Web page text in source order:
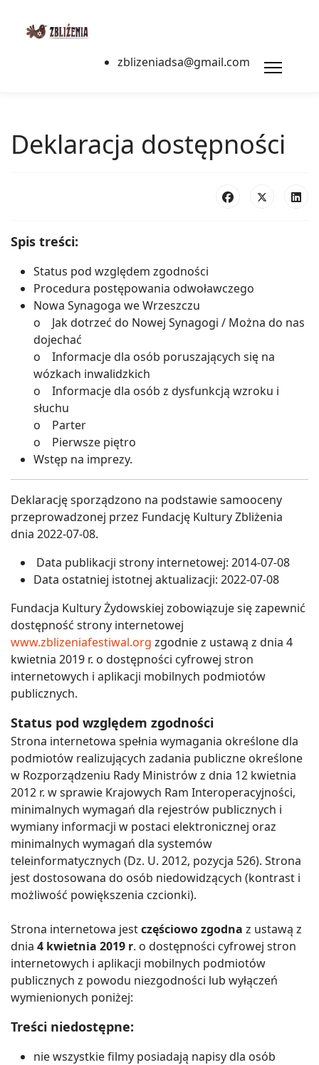
zblizeniadsa@gmail.com
Deklaracja dostępności
Spis treści:
Status pod względem zgodności
Procedura postępowania odwoławczego
Nowa Synagoga we Wrzeszczu
o Jak dotrzeć do Nowej Synagogi / Można do nas
dojechać
o Informacje dla osób poruszających się na
wózkach inwalidzkich
o Informacje dla osób z dysfunkcją wzroku i
słuchu
o Parter
o Pierwsze piętro
Wstęp na imprezy.
Deklarację sporządzono na podstawie samooceny
przeprowadzonej przez Fundację Kultury Zbliżenia
dnia 2022-07-08.
Data publikacji strony internetowej: 2014-07-08
Data ostatniej istotnej aktualizacji: 2022-07-08
Fundacja Kultury Żydowskiej zobowiązuje się zapewnić
dostępność strony internetowej
www.zblizeniafestiwal.org zgodnie z ustawą z dnia 4
kwietnia 2019 r. o dostępności cyfrowej stron
internetowych i aplikacji mobilnych podmiotów
publicznych.
Status pod względem zgodności
Strona internetowa spełnia wymagania określone dla
podmiotów realizujących zadania publiczne określone
w Rozporządzeniu Rady Ministrów z dnia 12 kwietnia
2012 r. w sprawie Krajowych Ram Interoperacyjności,
minimalnych wymagań dla rejestrów publicznych i
wymiany informacji w postaci elektronicznej oraz
minimalnych wymagań dla systemów
teleinformatycznych (Dz. U. 2012, pozycja 526). Strona
jest dostosowana do osób niedowidzących (kontrast i
możliwość powiększenia czcionki).
Strona internetowa jestczęściowo zgodna z ustawą z
dnia 4 kwietnia 2019 r. o dostępności cyfrowej stron
internetowych i aplikacji mobilnych podmiotów
publicznych z powodu niezgodności lub wyłączeń
wymienionych poniżej:
Treści niedostępne:
nie wszystkie filmy posiadają napisy dla osób